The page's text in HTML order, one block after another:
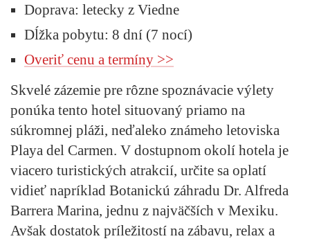
Doprava: letecky z Viedne
Dĺžka pobytu: 8 dní (7 nocí)
Overiť cenu a termíny >>
Skvelé zázemie pre rôzne spoznávacie výlety
ponúka tento hotel situovaný priamo na
súkromnej pláži, neďaleko známeho letoviska
Playa del Carmen. V dostupnom okolí hotela je
viacero turistických atrakcií, určite sa oplatí
vidieť napríklad Botanickú záhradu Dr. Alfreda
Barrera Marina, jednu z najväčších v Mexiku.
Avšak dostatok príležitostí na zábavu, relax a